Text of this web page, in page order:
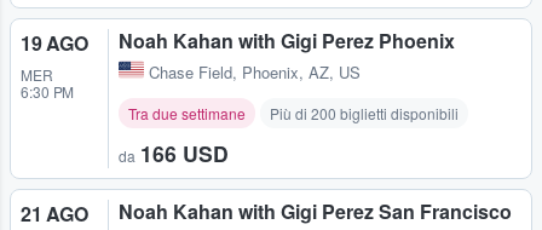
19 AGO
MER
6:30 PM
Noah Kahan with Gigi Perez Phoenix
Chase Field, Phoenix, AZ, US
Tra due settimane Più di 200 biglietti disponibili
da 166 USD
21 AGO Noah Kahan with Gigi Perez San Francisco